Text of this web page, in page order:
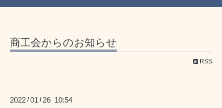
商工会からのお知らせ
RSS
2022 /01 / 26 10:54